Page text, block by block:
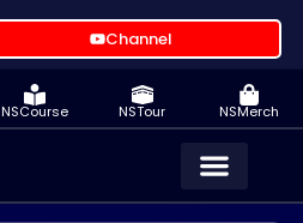
Channel
NSCourse NSTour NSMerch